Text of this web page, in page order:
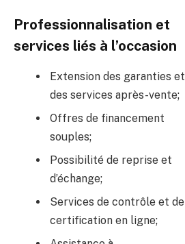
Professionnalisation et
services liés à l’occasion
Extension des garanties et
des services après-vente;
Offres de financement
souples;
Possibilité de reprise et
d’échange;
Services de contrôle et de
certification en ligne;